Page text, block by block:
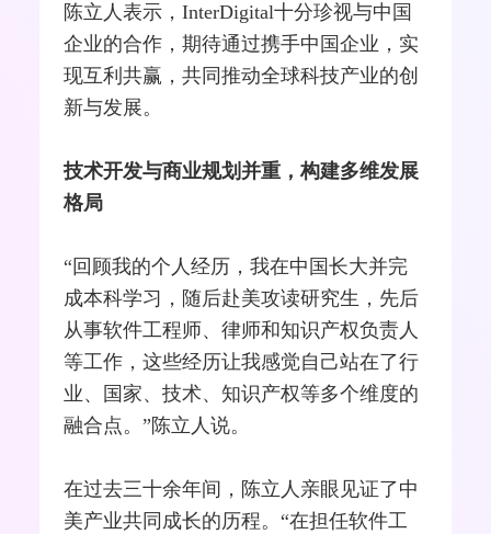
陈立人表示，InterDigital十分珍视与中国
企业的合作，期待通过携手中国企业，实
现互利共赢，共同推动全球科技产业的创
新与发展。
技术开发与商业规划并重，构建多维发展
格局
“回顾我的个人经历，我在中国长大并完
成本科学习，随后赴美攻读研究生，先后
从事软件工程师、律师和知识产权负责人
等工作，这些经历让我感觉自己站在了行
业、国家、技术、知识产权等多个维度的
融合点。”陈立人说。
在过去三十余年间，陈立人亲眼见证了中
美产业共同成长的历程。“在担任软件工